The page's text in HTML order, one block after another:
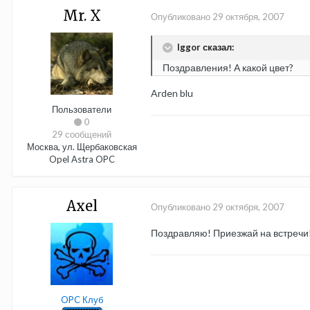
Mr. X
Пользователи
0
29 сообщений
Москва, ул. Щербаковская
Opel Astra OPC
Опубликовано 29 октября, 2007
Iggor сказал:
Поздравления! А какой цвет?
Arden blu
Axel
OPC Клуб
Опубликовано 29 октября, 2007
Поздравляю! Приезжай на